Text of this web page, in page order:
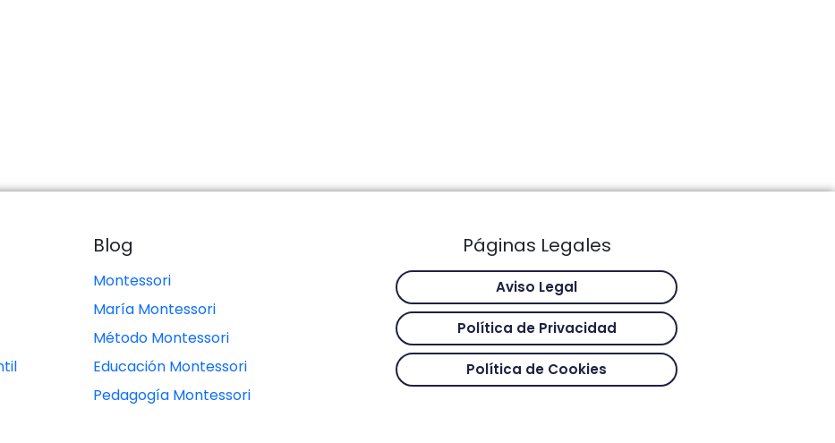
Blog
Montessori
María Montessori
Método Montessori
Educación Montessori
Pedagogía Montessori
Páginas Legales
Aviso Legal
Política de Privacidad
Política de Cookies